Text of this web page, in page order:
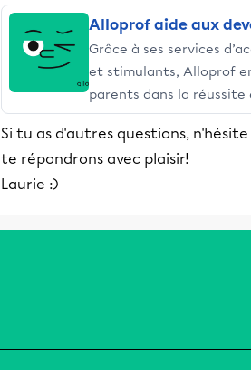
Alloprof aide aux
Grâce à ses services
et stimulants, Alloprof
parents dans la réussite
Si tu as d'autres questions,
te répondrons avec plaisir!
Laurie :)